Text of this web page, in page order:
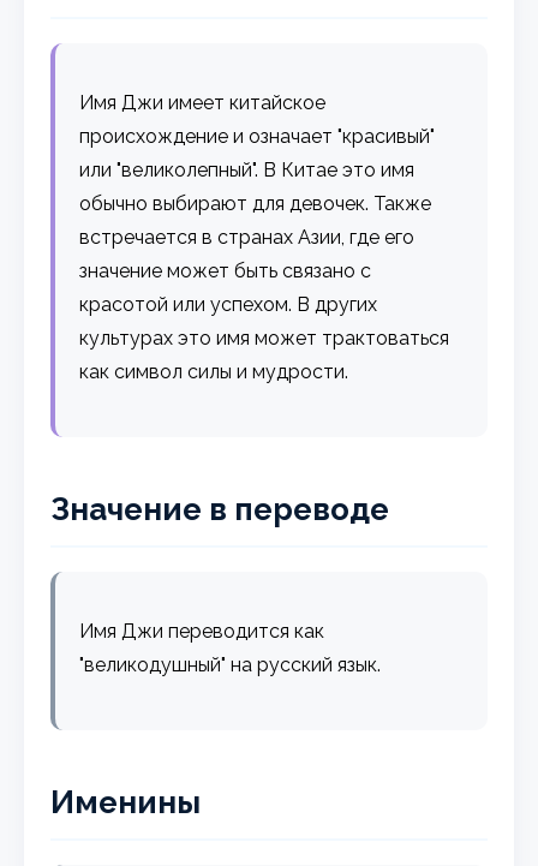
Имя Джи имеет китайское
происхождение и означает "красивый"
или "великолепный". В Китае это имя
обычно выбирают для девочек. Также
встречается в странах Азии, где его
значение может быть связано с
красотой или успехом. В других
культурах это имя может трактоваться
как символ силы и мудрости.
Значение в переводе
Имя Джи переводится как
"великодушный" на русский язык.
Именины